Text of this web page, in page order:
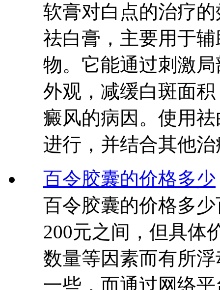
软膏对白点的治疗
祛白膏，主要用于
物。它能通过刺激
外观，减缓白斑面
癜风的病因。使用
进行，并结合其他
百令胶囊的价格多少
百令胶囊的价格多
200元之间，但具体
数量等因素而有所
一些，而通过网络